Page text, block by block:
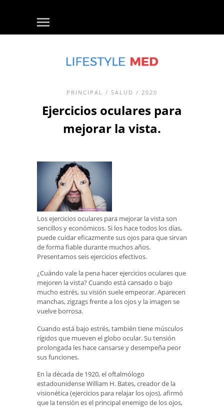
PRINCIPAL / SALUD / 2020
Ejercicios oculares para
mejorar la vista.
Los ejercicios oculares para mejorar la vista son
sencillos y económicos. Si los hace todos los días,
puede cuidar eficazmente sus ojos para que sirvan
de forma fiable durante muchos años.
Presentamos seis ejercicios efectivos.
¿Cuándo vale la pena hacer ejercicios oculares que
mejoren la vista? Cuando está cansado o bajo
mucho estrés, su visión suele empeorar. Aparecen
manchas, zigzags frente a los ojos y la imagen se
vuelve borrosa.
Cuando está bajo estrés, también tiene músculos
rígidos que mueven el globo ocular. Su tensión
prolongada les hace cansarse y desempeña peor
sus funciones.
En la década de 1920, el oftalmólogo
estadounidense William H. Bates, creador de la
visionética (ejercicios para relajar los ojos), afirmó
que la tensión es el principal enemigo de los ojos,